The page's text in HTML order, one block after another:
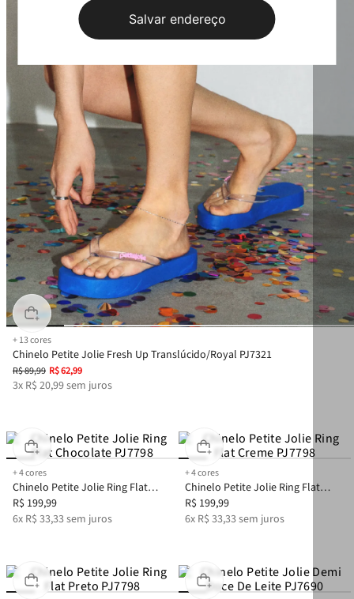
Salvar endereço
+13cores
Chinelo Petite Jolie Fresh Up Translúcido/Royal PJ7321
R$89,99 R$62,99
3x R$ 20,99sem juros
+4cores
Chinelo Petite Jolie Ring Flat
Chocolate PJ7798
R$ 199,99
6x R$ 33,33sem juros
+4cores
Chinelo Petite Jolie Ring Flat
Creme PJ7798
R$ 199,99
6x R$ 33,33sem juros